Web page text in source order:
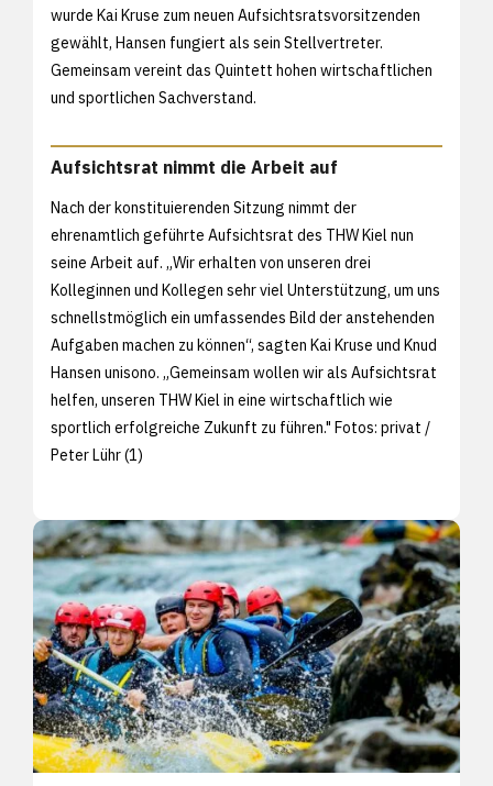
wurde Kai Kruse zum neuen Aufsichtsratsvorsitzenden
gewählt, Hansen fungiert als sein Stellvertreter.
Gemeinsam vereint das Quintett hohen wirtschaftlichen
und sportlichen Sachverstand.
Aufsichtsrat nimmt die Arbeit auf
Nach der konstituierenden Sitzung nimmt der
ehrenamtlich geführte Aufsichtsrat des THW Kiel nun
seine Arbeit auf. „Wir erhalten von unseren drei
Kolleginnen und Kollegen sehr viel Unterstützung, um uns
schnellstmöglich ein umfassendes Bild der anstehenden
Aufgaben machen zu können“, sagten Kai Kruse und Knud
Hansen unisono. „Gemeinsam wollen wir als Aufsichtsrat
helfen, unseren THW Kiel in eine wirtschaftlich wie
sportlich erfolgreiche Zukunft zu führen." Fotos: privat /
Peter Lühr (1)